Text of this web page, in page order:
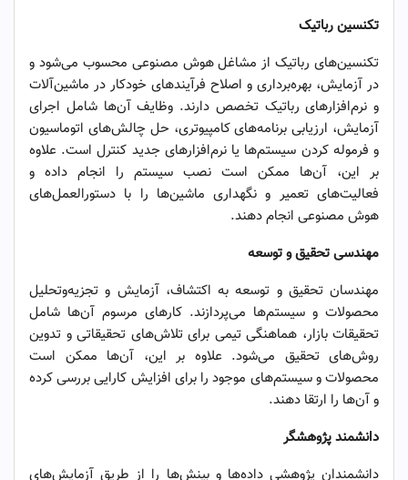
تکنسین رباتیک
تکنسین‌های رباتیک از مشاغل هوش مصنوعی محسوب می‌شود و
در آزمایش، بهره‌برداری و اصلاح فرآیندهای خودکار در ماشین‌آلات
و نرم‌افزارهای رباتیک تخصص دارند. وظایف آن‌ها شامل اجرای
آزمایش، ارزیابی برنامه‌های کامپیوتری، حل چالش‌های اتوماسیون
و فرموله کردن سیستم‌ها یا نرم‌افزارهای جدید کنترل است. علاوه
بر این، آن‌ها ممکن است نصب سیستم را انجام داده و
فعالیت‌های تعمیر و نگهداری ماشین‌ها را با دستورالعمل‌های
هوش مصنوعی انجام دهند.
مهندسی تحقیق و توسعه
مهندسان تحقیق و توسعه به اکتشاف، آزمایش و تجزیه‌وتحلیل
محصولات و سیستم‌ها می‌پردازند. کارهای مرسوم آن‌ها شامل
تحقیقات بازار، هماهنگی تیمی برای تلاش‌های تحقیقاتی و تدوین
روش‌های تحقیق می‌شود. علاوه بر این، آن‌ها ممکن است
محصولات و سیستم‌های موجود را برای افزایش کارایی بررسی کرده
و آن‌ها را ارتقا دهند.
دانشمند پژوهشگر
دانشمندان پژوهشی داده‌ها و بینش‌ها را از طریق آزمایش‌های